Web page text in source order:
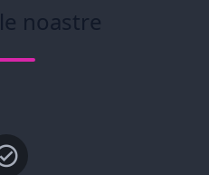
noastre